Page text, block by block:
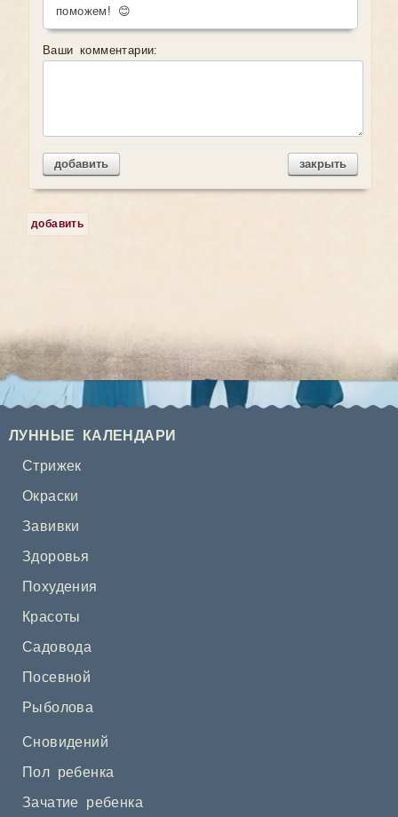
поможем! 😊
Ваши комментарии:
добавить закрыть
добавить
ЛУННЫЕ КАЛЕНДАРИ
Стрижек
Окраски
Завивки
Здоровья
Похудения
Красоты
Садовода
Посевной
Рыболова
Сновидений
Пол ребенка
Зачатие ребенка